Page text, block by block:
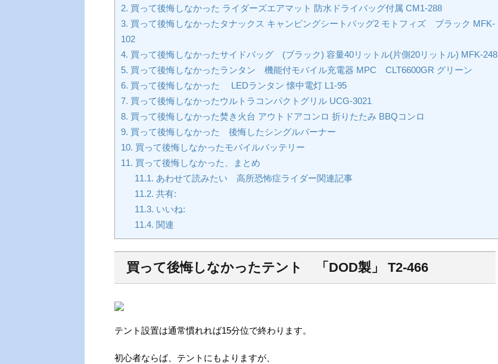
2. 買って後悔しなかった ライダーズエアマット 防水ドライバッグ付属 CM1-288
3. 買って後悔しなかったタナックス キャンピングシートバッグ2 モトフィズ ブラック MFK-
102
4. 買って後悔しなかったサイドバッグ (ブラック) 容量40リットル(片側20リットル) MFK-248
5. 買って後悔しなかったランタン 機能付モバイル充電器 MPC CLT6600GR グリーン
6. 買って後悔しなかった LEDランタン 懐中電灯 L1-95
7. 買って後悔しなかったウルトラコンパクトグリル UCG-3021
8. 買って後悔しなかった焚き火台 アウトドアコンロ 折りたたみ BBQコンロ
9. 買って後悔しなかった 後悔したシングルバーナー
10. 買って後悔しなかったモバイルバッテリー
11. 買って後悔しなかった、まとめ
11.1. あわせて読みたい 高所恐怖症ライダー関連記事
11.2. 共有:
11.3. いいね:
11.4. 関連
買って後悔しなかったテント 「DOD製」 T2-466
テント設置は通常慣れれば15分位で終わります。
初心者ならば、テントにもよりますが、